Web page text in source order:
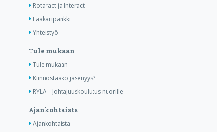
Rotaract ja Interact
Lääkäripankki
Yhteistyö
Tule mukaan
Tule mukaan
Kiinnostaako jäsenyys?
RYLA – Johtajuuskoulutus nuorille
Ajankohtaista
Ajankohtaista